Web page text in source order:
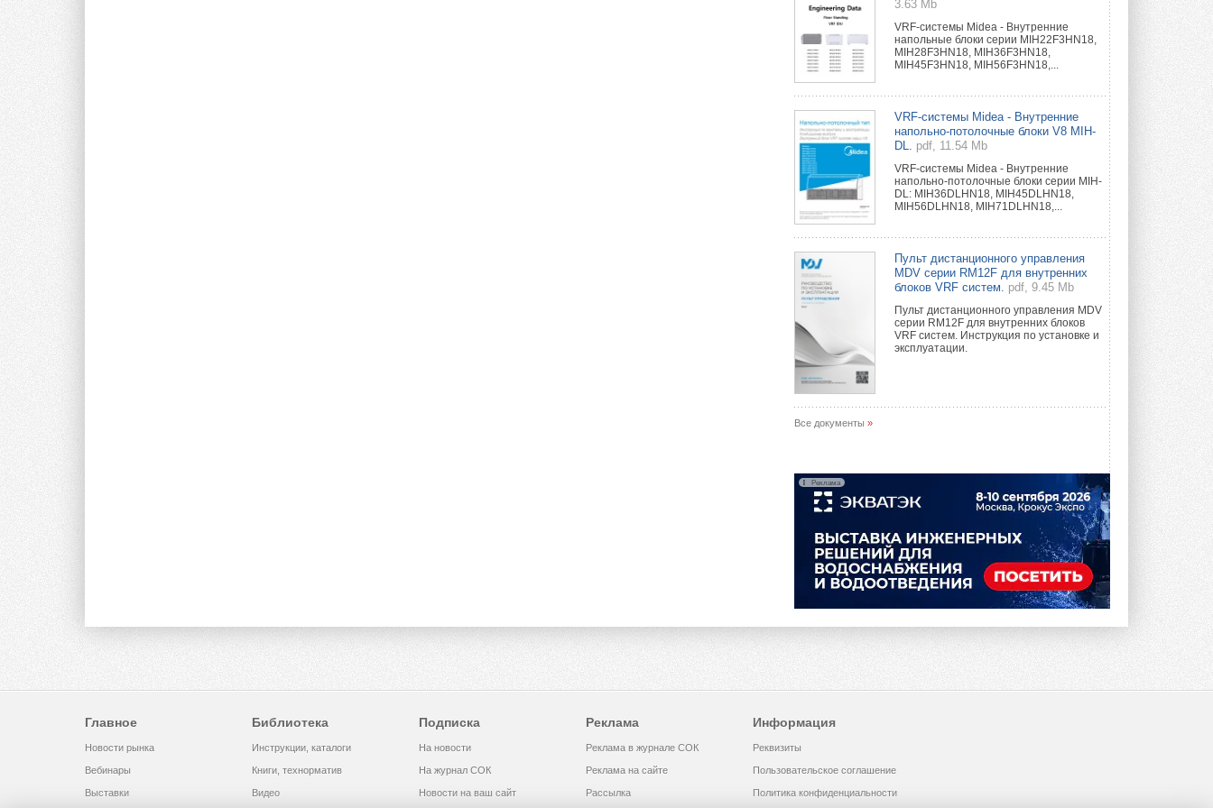
3.63 Mb
VRF-системы Midea - Внутренние
напольные блоки серии MIH22F3HN18,
MIH28F3HN18, MIH36F3HN18,
MIH45F3HN18, MIH56F3HN18,...
VRF-системы Midea - Внутренние
напольно-потолочные блоки V8 MIH-
DL.
pdf, 11.54 Mb
VRF-системы Midea - Внутренние
напольно-потолочные блоки серии MIH-
DL: MIH36DLHN18, MIH45DLHN18,
MIH56DLHN18, MIH71DLHN18,...
Пульт дистанционного управления
MDV серии RM12F для внутренних
блоков VRF систем.
pdf, 9.45 Mb
Пульт дистанционного управления MDV
серии RM12F для внутренних блоков
VRF систем. Инструкция по установке и
эксплуатации.
Все документы »
Реклама
Главное
Новости рынка
Вебинары
Выставки
Библиотека
Инструкции, каталоги
Книги, технорматив
Видео
Подписка
На новости
На журнал СОК
Новости на ваш сайт
Реклама
Реклама в журнале СОК
Реклама на сайте
Рассылка
Информация
Реквизиты
Пользовательское соглашение
Политика конфиденциальности